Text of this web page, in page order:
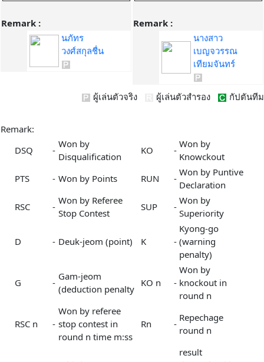
Remark :
นภัทร
วงศ์สกุลชื่น
Remark :
นางสาว
เบญจวรรณ
เทียมจันทร์
ผู้เล่นตัวจริง ผู้เล่นตัวสำรอง กัปตันทีม
Remark:
DSQ
-
Won by
Disqualification
KO -
Won by
Knowckout
PTS
- Won by Points RUN -
Won by Puntive
Declaration
RSC
-
Won by Referee
Stop Contest
SUP -
Won by
Superiority
D - Deuk-jeom (point) K -
Kyong-go
(warning
penalty)
G -
Gam-jeom
(deduction penalty
KO n -
Won by
knockout in
round n
RSC n -
Won by referee
stop contest in
round n time m:ss
Rn -
Repechage
round n
result